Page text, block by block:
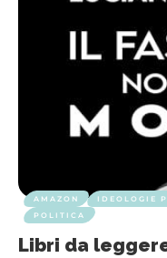
AMAZON IDEOLOGIE
POLITICA
Libri da